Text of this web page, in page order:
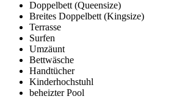
Doppelbett (Queensize)
Breites Doppelbett (Kingsize)
Terrasse
Surfen
Umzäunt
Bettwäsche
Handtücher
Kinderhochstuhl
beheizter Pool